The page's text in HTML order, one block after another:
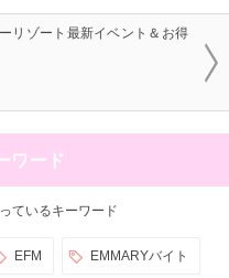
リゾート最新イベント＆お得
ワード
ているキーワード
EFM EMMARYバイト